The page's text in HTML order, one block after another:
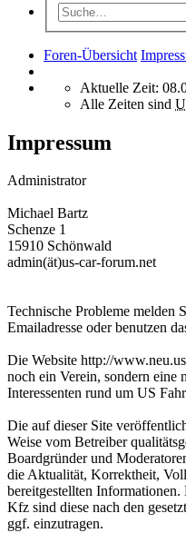
Foren-Übersicht
Aktuelle Zeit:
Alle Zeiten sind
Impressum
Administrator
Michael Bartz
Schenze 1
15910 Schönwald
admin(ät)us-car-forum.net
Technische Probleme melden
Emailadresse oder benutzen
Die Website http://
noch ein Verein, sondern eine
Interessenten rund um US
Die auf dieser Site
Weise vom Betreiber
Boardgründer und
die Aktualität, Korrektheit,
bereitgestellten
Kfz sind diese nach den
ggf. einzutragen.